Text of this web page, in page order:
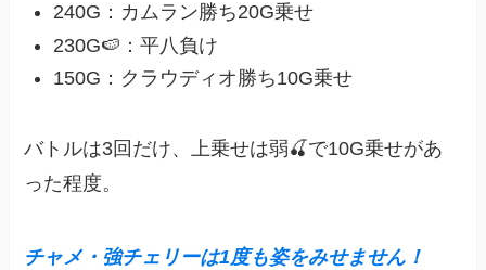
240G：カムラン勝ち20G乗せ
230G🍉：平八負け
150G：クラウディオ勝ち10G乗せ
バトルは3回だけ、上乗せは弱🍒で10G乗せがあ
った程度。
チャメ・強チェリーは1度も姿をみせません！